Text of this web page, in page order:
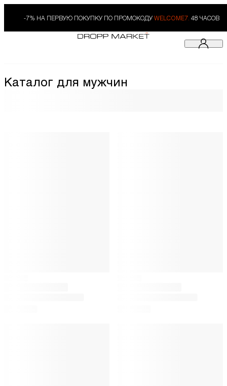
-7% НА ПЕРВУЮ ПОКУПКУ ПО ПРОМОКОДУ WELCOME7. 48 ЧАСОВ
Каталог для мужчин